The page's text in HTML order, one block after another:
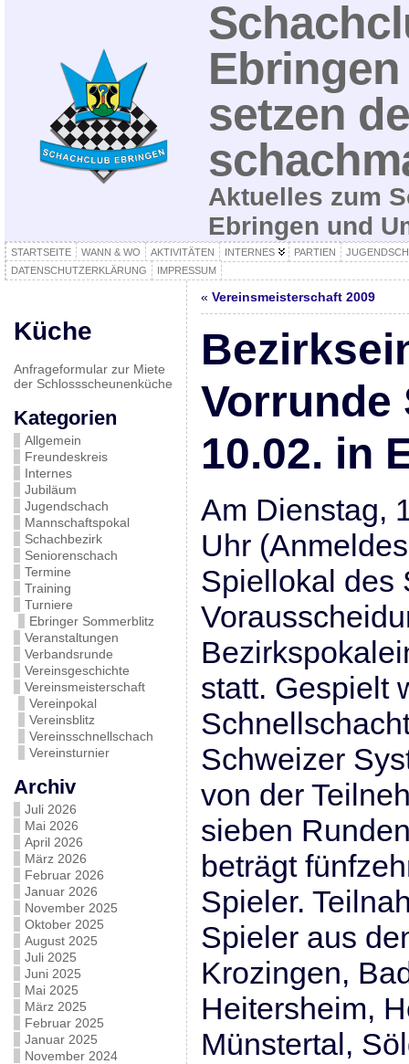
setzen
Aktuelles zum
Ebringen und
STARTSEITE WANN & WO AKTIVITÄTEN INTERNES PARTIEN
DATENSCHUTZERKLÄRUNG
IMPRESSUM
Küche
Anfrageformular zur Miete
der Schlossscheunenküche
Kategorien
Allgemein
Freundeskreis
Internes
Jubiläum
Jugendschach
Mannschaftspokal
Schachbezirk
Seniorenschach
Termine
Training
Turniere
Ebringer Sommerblitz
Veranstaltungen
Verbandsrunde
Vereinsgeschichte
Vereinsmeisterschaft
Vereinpokal
Vereinsblitz
Vereinsschnellschach
Vereinsturnier
Archiv
Juli 2026
Mai 2026
April 2026
März 2026
Februar 2026
Januar 2026
November 2025
Oktober 2025
August 2025
Juli 2025
Juni 2025
Mai 2025
März 2025
Februar 2025
Januar 2025
November 2024
« Vereinsmeisterschaft 2009
Vorrunde
10.02. in
Am Dienstag,
Uhr
Spiellokal des
statt. Gespielt
Schweizer
von der
sieben
beträgt
Spieler.
Spieler aus
Krozingen,
Heitersheim,
Münstertal,